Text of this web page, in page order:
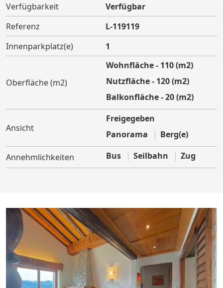
Verfügbarkeit
Verfügbar
Referenz
L-119119
Innenparkplatz(e)
1
Oberfläche (m2)
Wohnfläche - 110 (m2)
Nutzfläche - 120 (m2)
Balkonfläche - 20 (m2)
Ansicht
Freigegeben
Panorama
Berg(e)
Annehmlichkeiten Bus Seilbahn Zug